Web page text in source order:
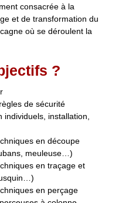
consacrée à la
et de transformation du
où se déroulent la
?
de sécurité
installation,
en découpe
meuleuse…)
en traçage et
en perçage